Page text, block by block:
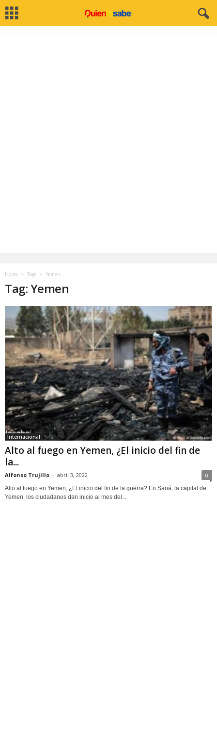
Home Tags Yemen
Tag: Yemen
Internacional
Alto al fuego en Yemen, ¿El inicio del fin de
la...
Alfonso Trujillo - abril 3, 2022 0
Alto al fuego en Yemen, ¿El inicio del fin de la guerra? En Saná, la capital de
Yemen, los ciudadanos dan inicio al mes del...